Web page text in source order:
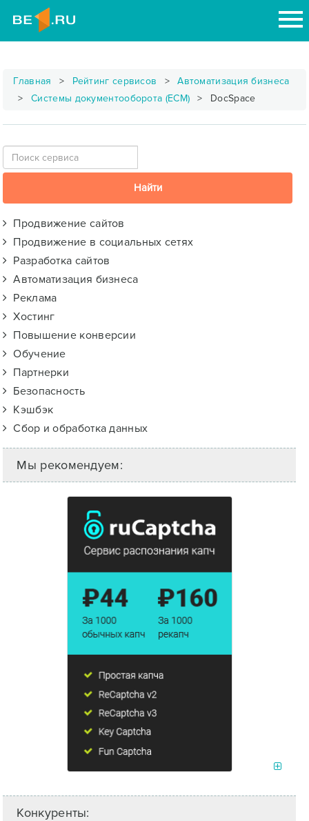
Главная Рейтинг сервисов
Автоматизация бизнеса
Системы документооборота (ECM)
DocSpace
Продвижение сайтов
Продвижение в социальных сетях
Разработка сайтов
Автоматизация бизнеса
Реклама
Хостинг
Повышение конверсии
Обучение
Партнерки
Безопасность
Кэшбэк
Сбор и обработка данных
Мы рекомендуем:
Конкуренты: